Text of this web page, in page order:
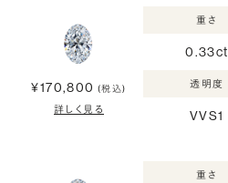
¥170,800 (税込)
詳しく見る
重さ
0.33ct
透明度
VVS1
重さ